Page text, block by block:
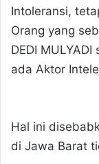
Intoleransi,
Orang yang
DEDI
ada Aktor
Hal ini
di Jawa Barat